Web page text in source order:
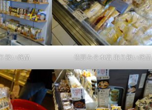
扱い商品 佐野みそ本店 取り扱い商品